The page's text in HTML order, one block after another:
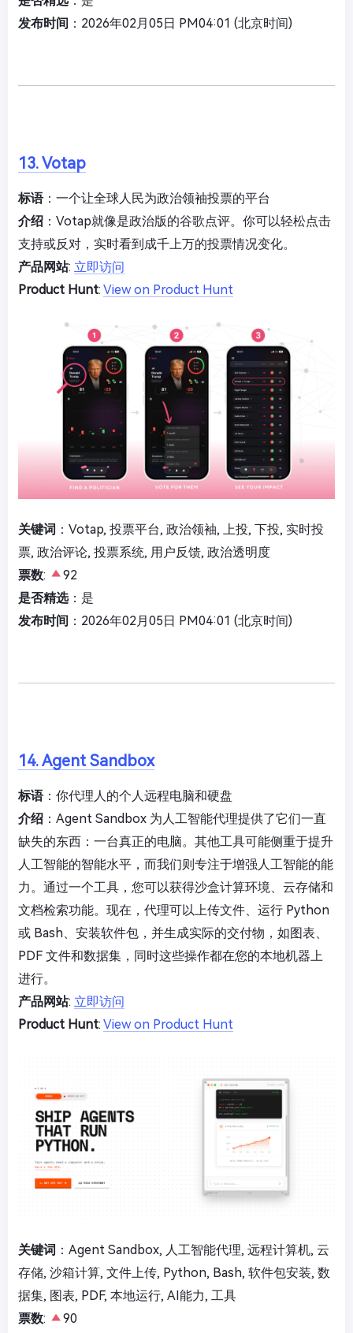
发布时间 ：2026年02月05日 PM04:01 (北京时间)
13. Votap
标语：一个让全球人民为政治领袖投票的平台
介绍 ：Votap就像是政治版的谷歌点评。你可以轻松点击
支持或反对，实时看到成千上万的投票情况变化。
产品网站: 立即访问
Product Hunt: View on Product Hunt
关键词 ：Votap, 投票平台, 政治领袖, 上投, 下投, 实时投
票, 政治评论, 投票系统, 用户反馈, 政治透明度
票数:
92
是否精选：是
发布时间 ：2026年02月05日 PM04:01 (北京时间)
14. Agent Sandbox
标语：你代理人的个人远程电脑和硬盘
介绍 ：Agent Sandbox 为人工智能代理提供了它们一直
缺失的东西：一台真正的电脑。其他工具可能侧重于提升
人工智能的智能水平，而我们则专注于增强人工智能的能
力。通过一个工具，您可以获得沙盒计算环境、云存储和
文档检索功能。现在，代理可以上传文件、运行 Python
或 Bash、安装软件包，并生成实际的交付物，如图表、
PDF 文件和数据集，同时这些操作都在您的本地机器上
进行。
产品网站: 立即访问
Product Hunt: View on Product Hunt
关键词 ：Agent Sandbox, 人工智能代理, 远程计算机, 云
存储, 沙箱计算, 文件上传, Python, Bash, 软件包安装, 数
据集, 图表, PDF, 本地运行, AI能力, 工具
票数:
90